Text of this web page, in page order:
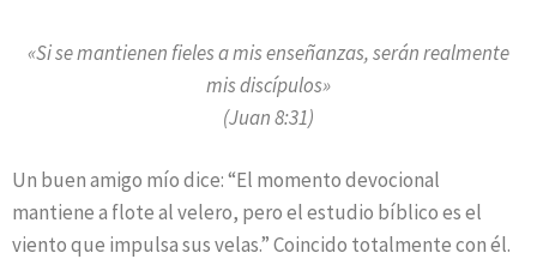
«Si se mantienen fieles a mis enseñanzas, serán realmente
mis discípulos»
(Juan 8:31)
Un buen amigo mío dice: “El momento devocional
mantiene a flote al velero, pero el estudio bíblico es el
viento que impulsa sus velas.” Coincido totalmente con él.